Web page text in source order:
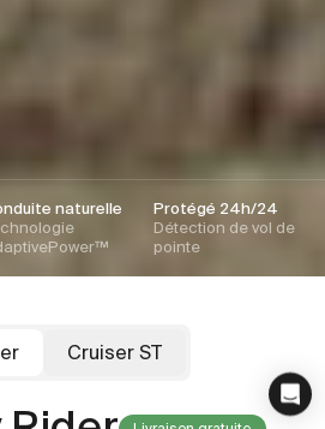
naturelle
Protégé 24h/24
Détection de vol de
pointe
Cruiser ST